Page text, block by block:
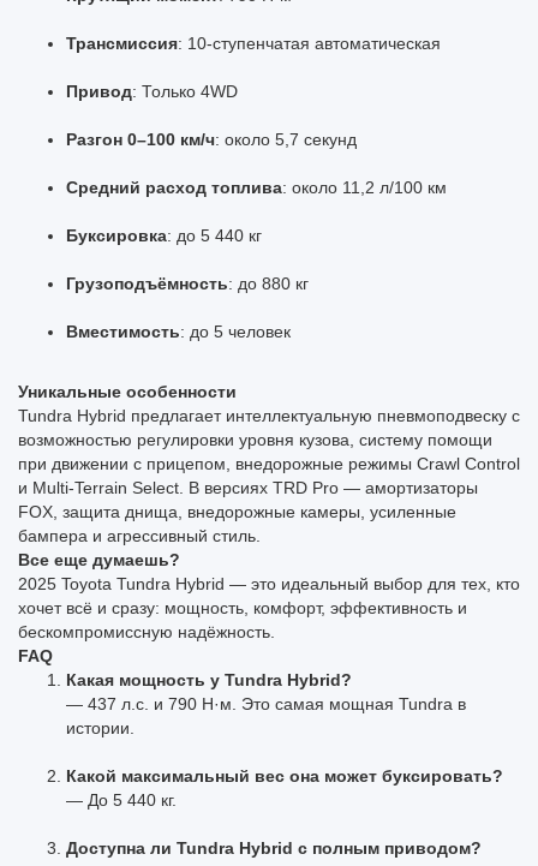
Трансмиссия: 10-ступенчатая автоматическая
Привод: Только 4WD
Разгон 0–100 км/ч: около 5,7 секунд
Средний расход топлива: около 11,2 л/100 км
Буксировка: до 5 440 кг
Грузоподъёмность: до 880 кг
Вместимость: до 5 человек
Уникальные особенности
Tundra Hybrid предлагает интеллектуальную пневмоподвеску с
возможностью регулировки уровня кузова, систему помощи
при движении с прицепом, внедорожные режимы Crawl Control
и Multi-Terrain Select. В версиях TRD Pro — амортизаторы
FOX, защита днища, внедорожные камеры, усиленные
бампера и агрессивный стиль.
Все еще думаешь?
2025 Toyota Tundra Hybrid — это идеальный выбор для тех, кто
хочет всё и сразу: мощность, комфорт, эффективность и
бескомпромиссную надёжность.
FAQ
Какая мощность у Tundra Hybrid?
— 437 л.с. и 790 Н·м. Это самая мощная Tundra в
истории.
Какой максимальный вес она может буксировать?
— До 5 440 кг.
Доступна ли Tundra Hybrid с полным приводом?